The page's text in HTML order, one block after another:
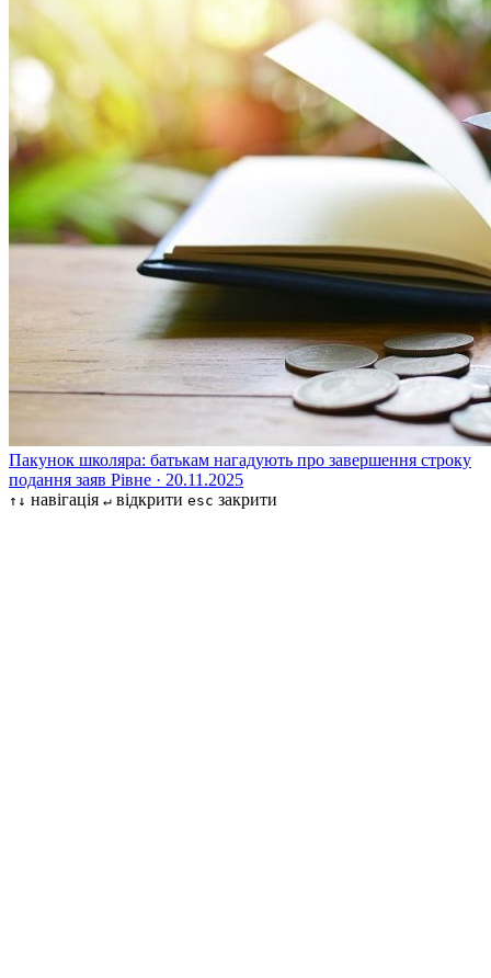
Пакунок школяра: батькам нагадують про завершення строку
подання заяв Рівне · 20.11.2025
↑↓ навігація ↵ відкрити esc закрити